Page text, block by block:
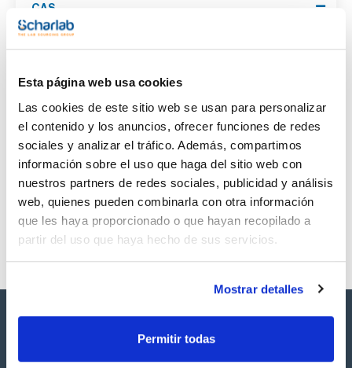
Esta página web usa cookies
Las cookies de este sitio web se usan para personalizar
el contenido y los anuncios, ofrecer funciones de redes
sociales y analizar el tráfico. Además, compartimos
información sobre el uso que haga del sitio web con
nuestros partners de redes sociales, publicidad y análisis
web, quienes pueden combinarla con otra información
que les haya proporcionado o que hayan recopilado a
partir del uso que haya hecho de sus servicios.
Mostrar detalles
Permitir todas
CAS
[16605-91-7]
50 mg [16605-91-7]
Referencia
SBPCB00550
Envase
x50mg
Precio
Comprar
Disponibilidad
Ver stock